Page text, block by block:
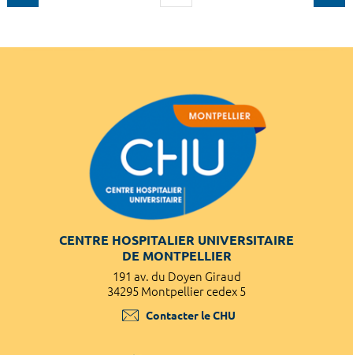
CENTRE HOSPITALIER UNIVERSITAIRE
DE MONTPELLIER
191 av. du Doyen Giraud
34295 Montpellier cedex 5
Contacter le CHU